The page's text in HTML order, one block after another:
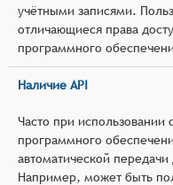
учётными записями.
отличающиеся права
программного
Наличие API
Часто при использовании
программного
автоматической
Например, может быть